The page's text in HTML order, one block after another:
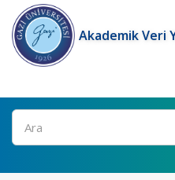
Akademik Veri
Ara